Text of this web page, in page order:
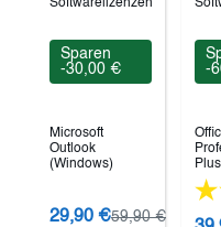
Sparen
-30,00 €
Microsoft
Outlook
(Windows)
29,90 €59,90 €
-
Plus